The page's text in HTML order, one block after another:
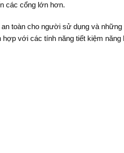
các cổng lớn hơn.
toàn cho người sử dụng và
với các tính năng tiết kiệm